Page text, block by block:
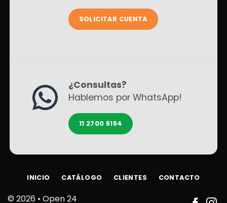
SOLICITAR CUENTA
¿Consultas?
Hablemos por WhatsApp!
11 2700 5154
© 2026 • Open 24
INICIO CATÁLOGO CLIENTES CONTACTO